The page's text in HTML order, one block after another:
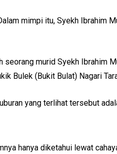
mimpi itu, Syekh Ibrahim
murid Syekh
Bulek (Bukit Bulat) Nagari
yang terlihat tersebut
hanya diketahui lewat